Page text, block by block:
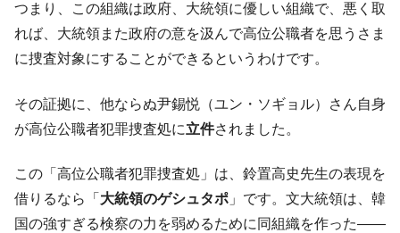
Fact1
日本人マスターズ挑戦の歴史。松山以前に最高位
だった選手とは？
Fact1
甲子園通算本塁打、最多の清原に次いで多く打っ
Fact1 セレクトセールの高額取引馬が稼いだ金額とは？
つまり、この組織は政府、大統領に優しい組織で、悪く取
れば、大統領また政府の意を汲んで高位公職者を思うさま
に捜査対象にすることができるというわけです。
その証拠に、他ならぬ尹錫悦（ユン・ソギョル）さん自身
が高位公職者犯罪捜査処に立件されました。
この「高位公職者犯罪捜査処」は、鈴置高史先生の表現を
借りるなら「 大統領のゲシュタポ 」です。文大統領は、韓
国の強すぎる検察の力を弱めるために同組織を作った――